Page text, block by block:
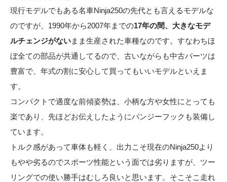
現行モデルでもある名車Ninja250の先代とも言えるモデルな
のですが、1990年から2007年までの17年の間、大きなモデ
ルチェンジがないまま生産された車種なのです。すなわちほ
ぼ全ての部品が共通してるので、古いながらも中古パーツは
豊富で、年式の割に安心して買ってもいいモデルといえま
す。
コンパクトで適度な前傾姿勢は、小柄な方や女性にとっても
楽であり、先ほどお伝えしたようにバンジーフックも装備し
ています。
トルク感があって車体も軽く、出力こそ現在のNinja250より
もやや劣るのでスポーツ性能という面では劣りますが、ツー
リングでの使い勝手はむしろ良いと思います。そこそこ走れ